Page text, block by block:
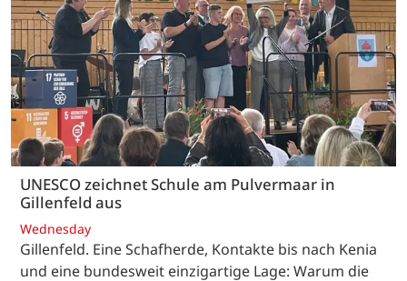
UNESCO zeichnet Schule am Pulvermaar in
Gillenfeld aus
Wednesday
Gillenfeld. Eine Schafherde, Kontakte bis nach Kenia
und eine bundesweit einzigartige Lage: Warum die